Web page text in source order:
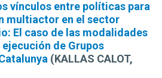
vínculos entre políticas para
multiactor en el sector
El caso de las modalidades
de Grupos
(KALLAS CALOT,